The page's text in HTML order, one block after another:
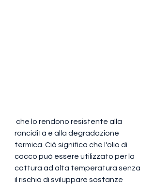
rancidità e alla degradazione
termica. Ciò significa che l'olio di
cocco può essere utilizzato per la
cottura ad alta temperatura senza
il rischio di sviluppare sostanze